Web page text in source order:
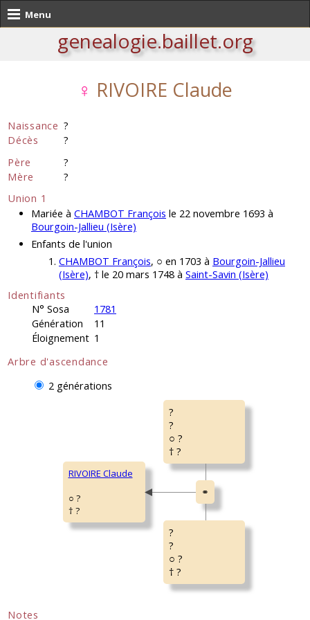
Menu
genealogie.baillet.org
♀ RIVOIRE Claude
Naissance ?
Décès
?
Père
?
Mère
?
Union 1
Mariée à CHAMBOT François le 22 novembre 1693 à
Bourgoin-Jallieu (Isère)
Enfants de l'union
CHAMBOT François, ○ en 1703 à Bourgoin-Jallieu
(Isère), † le 20 mars 1748 à Saint-Savin (Isère)
Identifiants
N° Sosa
1781
Génération
11
Éloignement 1
Arbre d'ascendance
2 générations
RIVOIRE Claude
○ ?
† ?
?
?
○ ?
† ?
?
?
○ ?
† ?
Notes